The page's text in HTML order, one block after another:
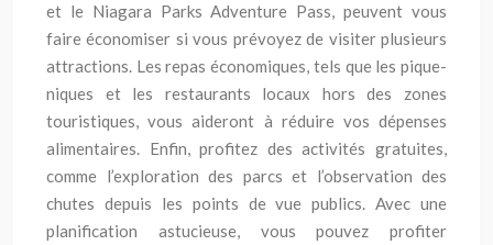
et le Niagara Parks Adventure Pass, peuvent vous
faire économiser si vous prévoyez de visiter plusieurs
attractions. Les repas économiques, tels que les pique-
niques et les restaurants locaux hors des zones
touristiques, vous aideront à réduire vos dépenses
alimentaires. Enfin, profitez des activités gratuites,
comme l’exploration des parcs et l’observation des
chutes depuis les points de vue publics. Avec une
planification astucieuse, vous pouvez profiter